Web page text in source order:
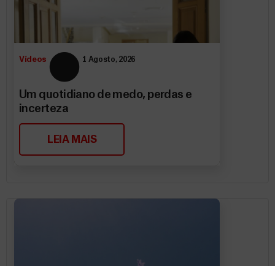
Vídeos 1 Agosto, 2026
Um quotidiano de medo, perdas e
incerteza
LEIA MAIS